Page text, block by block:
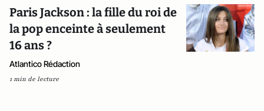
Paris Jackson : la fille du roi de
la pop enceinte à seulement
16 ans ?
Atlantico Rédaction
1 min de lecture